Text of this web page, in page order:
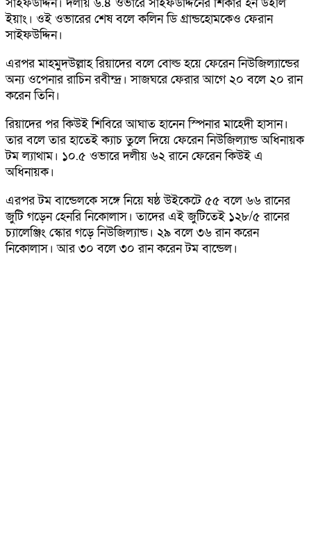
ইয়াং। ওই ওভারের শেষ বলে কলিন ডি গ্রান্ডহোমকেও ফেরান
সাইফউদ্দিন।
এরপর মাহমুদউল্লাহ রিয়াদের বলে বোল্ড হয়ে ফেরেন নিউজিল্যান্ডের
অন্য ওপেনার রাচিন রবীন্দ্র। সাজঘরে ফেরার আগে ২০ বলে ২০ রান
করেন তিনি।
রিয়াদের পর কিউই শিবিরে আঘাত হানেন স্পিনার মাহেদী হাসান।
তার বলে তার হাতেই ক্যাচ তুলে দিয়ে ফেরেন নিউজিল্যান্ড অধিনায়ক
টম ল্যাথাম। ১০.৫ ওভারে দলীয় ৬২ রানে ফেরেন কিউই এ
অধিনায়ক।
এরপর টম বান্ডেলকে সঙ্গে নিয়ে ষষ্ঠ উইকেটে ৫৫ বলে ৬৬ রানের
জুটি গড়েন হেনরি নিকোলাস। তাদের এই জুটিতেই ১২৮/৫ রানের
চ্যালেঞ্জিং স্কোর গড়ে নিউজিল্যান্ড। ২৯ বলে ৩৬ রান করেন
নিকোলাস। আর ৩০ বলে ৩০ রান করেন টম বান্ডেল।